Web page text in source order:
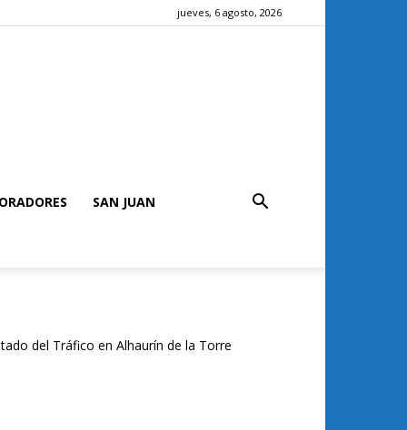
jueves, 6 agosto, 2026
SAN JUAN
del Tráfico en Alhaurín de la Torre